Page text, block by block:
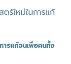
ารแก้จนเพื่อคนทั้ง